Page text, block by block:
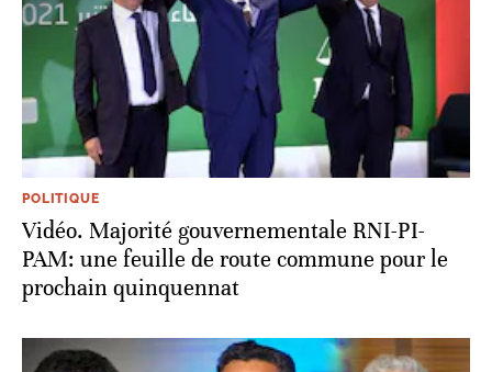
POLITIQUE
Vidéo. Majorité gouvernementale RNI-PI-
PAM: une feuille de route commune pour le
prochain quinquennat